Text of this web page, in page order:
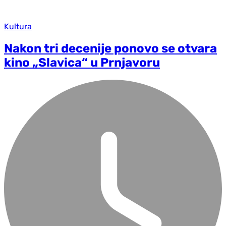
Kultura
Nakon tri decenije ponovo se otvara
kino „Slavica“ u Prnjavoru